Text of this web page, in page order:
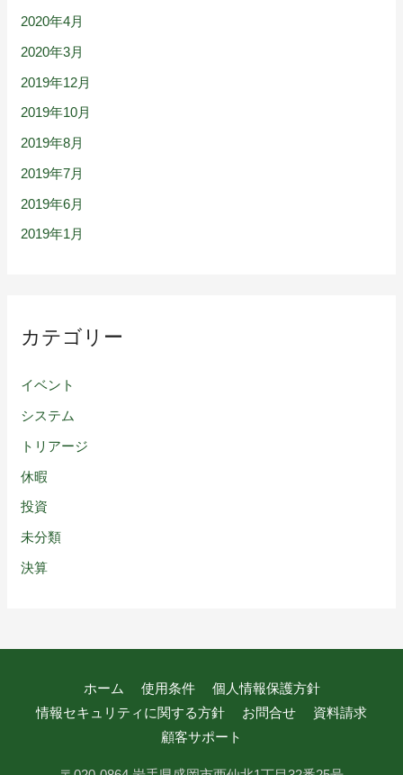
2020年4月
2020年3月
2019年12月
2019年10月
2019年8月
2019年7月
2019年6月
2019年1月
カテゴリー
イベント
システム
トリアージ
休暇
投資
未分類
決算
ホーム 使用条件
個人情報保護方針
情報セキュリティに関する方針
お問合せ
資料請求
顧客サポート